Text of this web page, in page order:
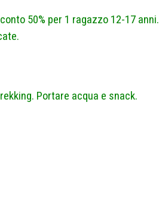
50% per 1 ragazzo 12-17 anni.
Portare acqua e snack.